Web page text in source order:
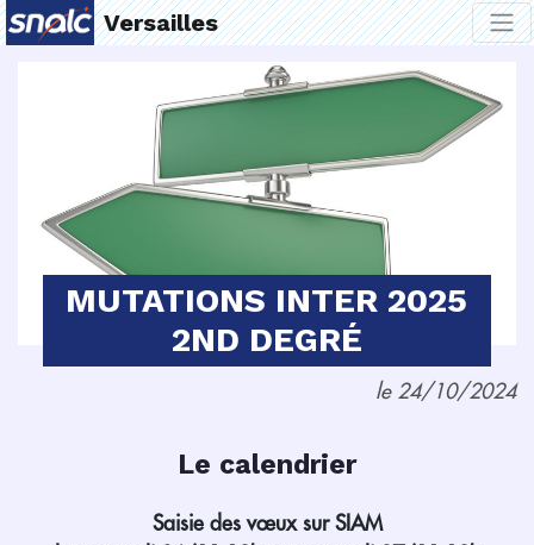
Versailles
MUTATIONS INTER 2025
2ND DEGRÉ
le 24/10/2024
Le calendrier
Saisie des vœux sur SIAM